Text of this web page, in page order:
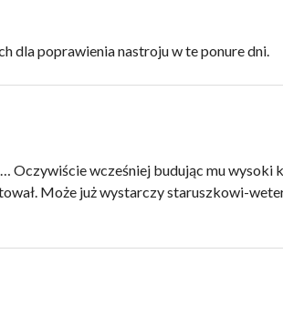
dla poprawienia nastroju w te ponure dni.
Oczywiście wcześniej budując mu wysoki
Może już wystarczy staruszkowi-